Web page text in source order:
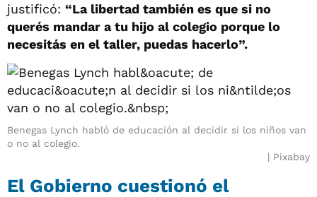
justificó: “La libertad también es que si no
querés mandar a tu hijo al colegio porque lo
necesitás en el taller, puedas hacerlo”.
Benegas Lynch habló de educación al decidir si los niños van
o no al colegio.
Pixabay
El Gobierno cuestionó el